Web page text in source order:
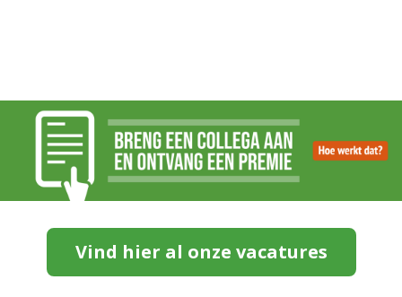
Vind hier al onze vacatures